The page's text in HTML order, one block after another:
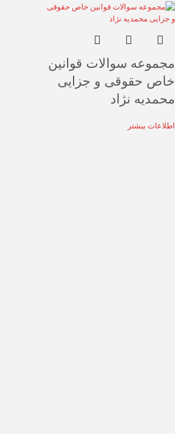
مجموعه سوالات قوانین
خاص حقوقی و جزایی
محمدیه نژاد
اطلاعات بیشتر